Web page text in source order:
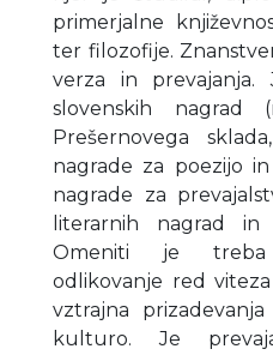
primerjalne
ter filozofije.
verza in prevajanja.
slovenskih nagrad
Prešernovega
nagrade za poezijo
nagrade za
literarnih nagrad in
Omeniti je treba
odlikovanje red
vztrajna
kulturo. Je